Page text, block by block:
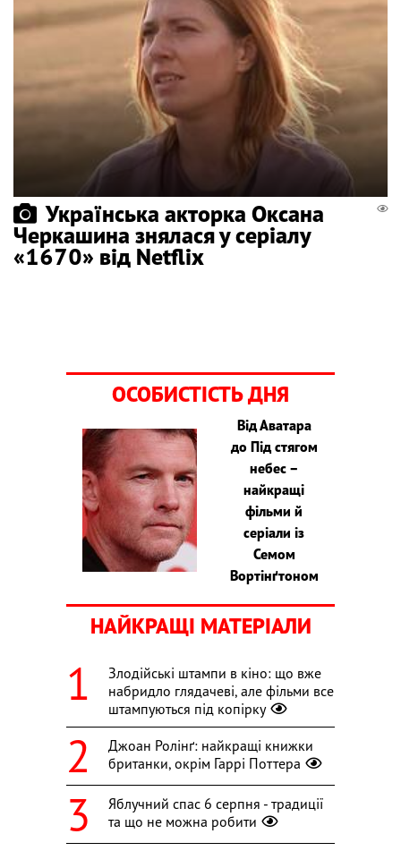
Українська акторка Оксана
Черкашина знялася у серіалу
«1670» від Netflix
ОСОБИСТІСТЬ ДНЯ
Від Аватара
до Під стягом
небес –
найкращі
фільми й
серіали із
Семом
Вортінґтоном
НАЙКРАЩІ МАТЕРІАЛИ
Злодійські штампи в кіно: що вже
набридло глядачеві, але фільми все
штампуються під копірку
Джоан Ролінґ: найкращі книжки
британки, окрім Гаррі Поттера
Яблучний спас 6 серпня - традиції
та що не можна робити